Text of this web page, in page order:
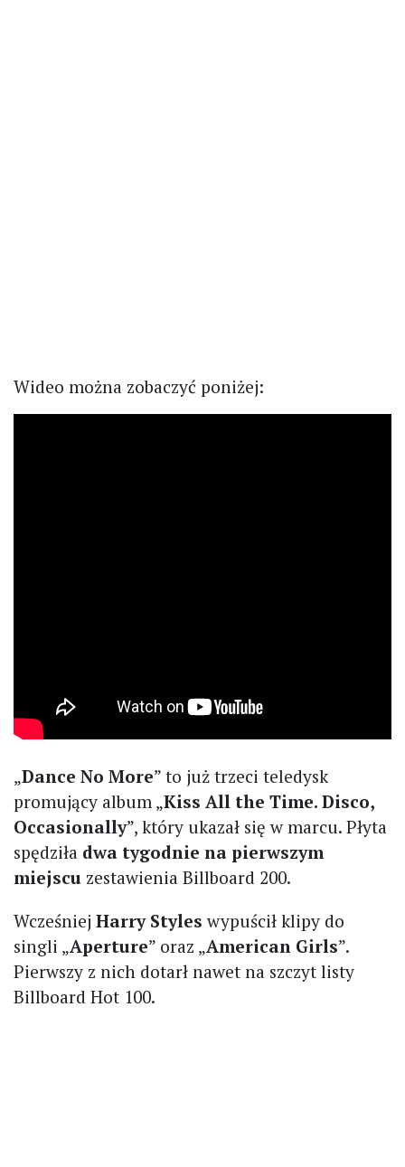
Wideo można zobaczyć poniżej:
„Dance No More” to już trzeci teledysk
promujący album „Kiss All the Time. Disco,
Occasionally”, który ukazał się w marcu. Płyta
spędziła dwa tygodnie na pierwszym
miejscu zestawienia Billboard 200.
Wcześniej Harry Styles wypuścił klipy do
singli „Aperture” oraz „American Girls”.
Pierwszy z nich dotarł nawet na szczyt listy
Billboard Hot 100.